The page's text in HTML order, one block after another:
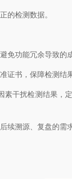
的检测数据。
功能冗余导致的成
书，保障检测结
干扰检测结果，
溯源、复盘的需求